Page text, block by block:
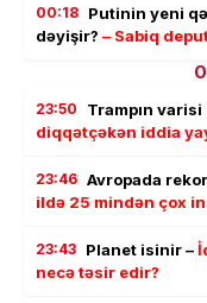
00:18 Putinin yeni
dəyişir? – Sabiq
23:50 Trampın varisi
diqqətçəkən iddia
23:46 Avropada
ildə 25 mindən çox
23:43 Planet isinir –
necə təsir edir?